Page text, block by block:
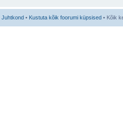
Juhtkond • Kustuta kõik foorumi küpsised • Kõik